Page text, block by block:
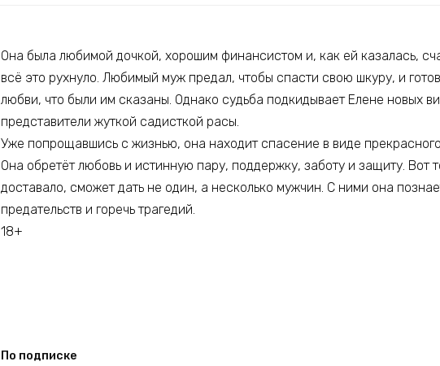
Она была любимой дочкой, хорошим финансистом и, как ей казалась,
всё это рухнуло. Любимый муж предал, чтобы спасти свою шкуру, и
любви, что были им сказаны. Однако судьба подкидывает Елене новых
представители жуткой садисткой расы.
Уже попрощавшись с жизнью, она находит спасение в виде
Она обретёт любовь и истинную пару, поддержку, заботу и защиту. Вот
доставало, сможет дать не один, а несколько мужчин. С ними она
предательств и горечь трагедий.
18+
По подписке